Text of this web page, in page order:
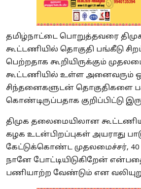
தமிழ்நாட்டை பொறுத்தவரை
கூட்டணியில் தொகுதி பங்கீடு
பெற்றதாக கூறியிருக்கும்
கூட்டணியில் உள்ள அனைவரும்
சிந்தனைகளுடன் தொகுதிகளை
கொண்டிருப்பதாக குறிப்பிட்டு
திமுக தலைமையிலான
கழக உடன்பிறப்புகள் அயராது
கேட்டுக்கொண்ட முதலமைச்சர், 40
நானே போட்டியிடுகிறேன்
பணியாற்ற வேண்டும் என